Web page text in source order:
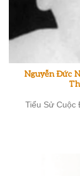
Nguyễn Đức
Tiểu Sử Cuộc